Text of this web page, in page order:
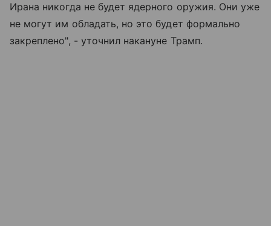
Ирана никогда не будет ядерного оружия. Они уже
не могут им обладать, но это будет формально
закреплено", - уточнил накануне Трамп.